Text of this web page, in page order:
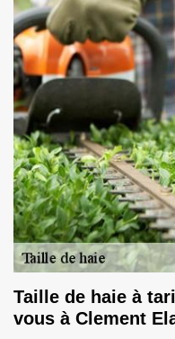
Taille de haie à
vous à Clement